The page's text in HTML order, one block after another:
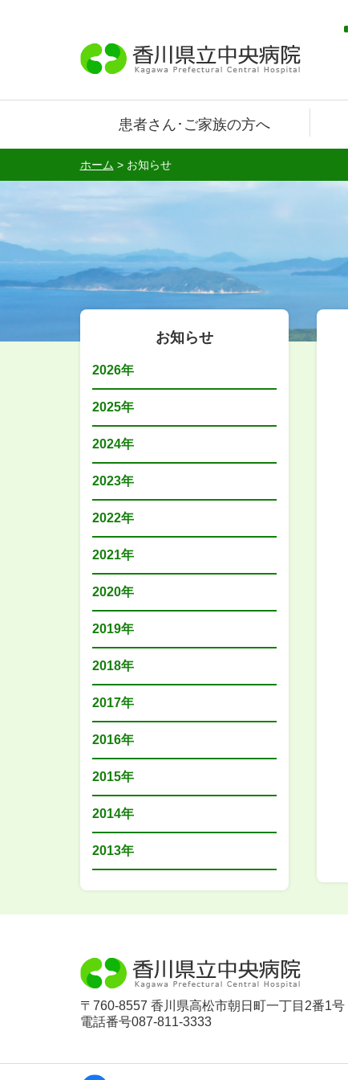
患者さん･ご家族の方へ
ホーム > お知らせ
お知らせ
2026年
2025年
2024年
2023年
2022年
2021年
2020年
2019年
2018年
2017年
2016年
2015年
2014年
2013年
〒760-8557 香川県高松市朝日町一丁目2番1号
電話番号087-811-3333